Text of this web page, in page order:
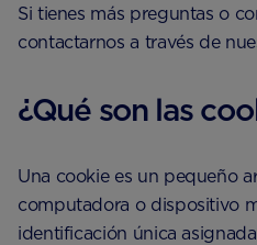
Si tienes más preguntas o
contactarnos a través de
¿Qué son las
Una cookie es un pequeño
computadora o dispositivo
identificación única